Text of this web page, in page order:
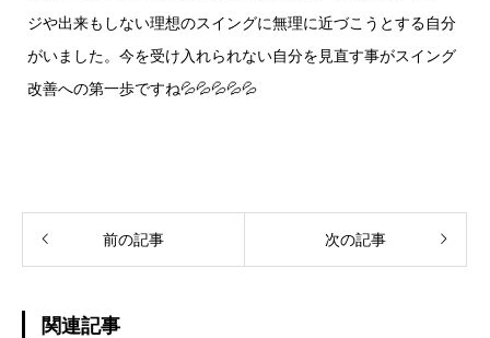
ジや出来もしない理想のスイングに無理に近づこうとする自分
がいました。今を受け入れられない自分を見直す事がスイング
改善への第一歩ですね💦💦💦💦💦
前の記事 次の記事
関連記事